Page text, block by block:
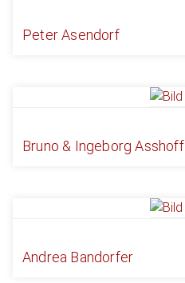
Peter Asendorf
Bruno & Ingeborg Asshoff
Andrea Bandorfer